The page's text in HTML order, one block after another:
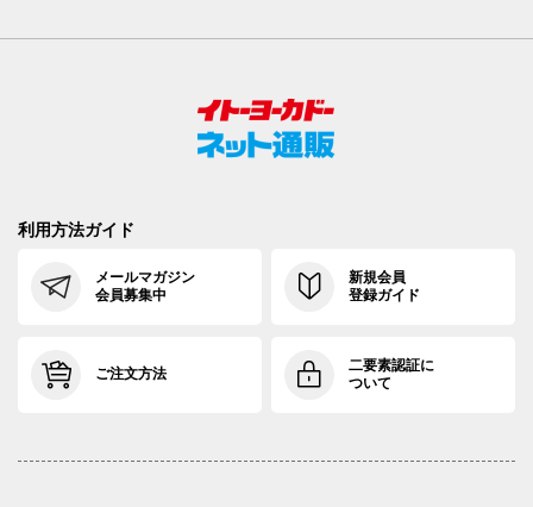
利用方法ガイド
メールマガジン
会員募集中
新規会員
登録ガイド
ご注文方法
二要素認証に
ついて